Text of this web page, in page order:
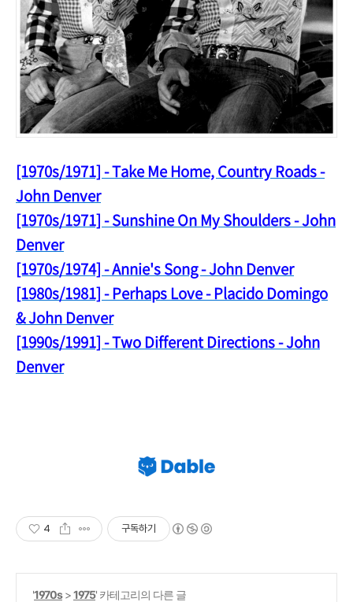
[1970s/1971] - Take Me Home, Country Roads -
John Denver
[1970s/1971] - Sunshine On My Shoulders - John
Denver
[1970s/1974] - Annie's Song - John Denver
[1980s/1981] - Perhaps Love - Placido Domingo
& John Denver
[1990s/1991] - Two Different Directions - John
Denver
4 구독하기
'1970s>1975' 카테고리의 다른 글